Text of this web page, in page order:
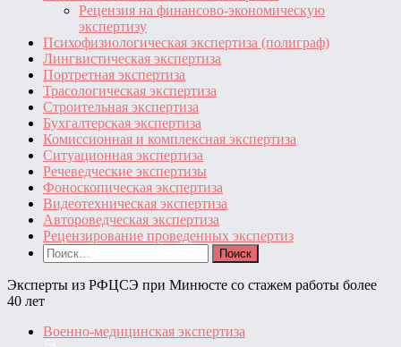
Рецензия на финансово-экономическую
экспертизу
Психофизиологическая экспертиза (полиграф)
Лингвистическая экспертиза
Портретная экспертиза
Трасологическая экспертиза
Строительная экспертиза
Бухгалтерская экспертиза
Комиссионная и комплексная экспертиза
Ситуационная экспертиза
Речеведческие экспертизы
Фоноскопическая экспертиза
Видеотехническая экспертиза
Автороведческая экспертиза
Рецензирование проведенных экспертиз
Найти:
Эксперты из РФЦСЭ при Минюсте со стажем работы более
40 лет
Военно-медицинская экспертиза